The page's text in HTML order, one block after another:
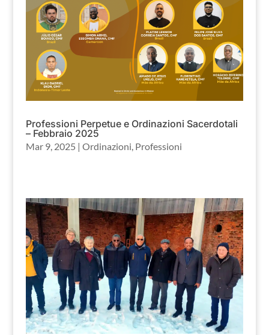
Professioni Perpetue e Ordinazioni Sacerdotali
– Febbraio 2025
Mar 9, 2025 | Ordinazioni Professioni